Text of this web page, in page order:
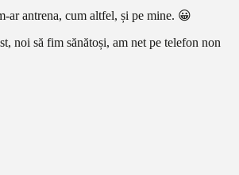
ar antrena, cum altfel, și pe mine. 😀
noi să fim sănătoși, am net pe telefon non